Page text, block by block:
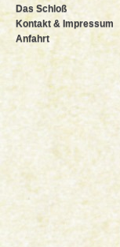
Das Schloß
Kontakt & Impressum
Anfahrt